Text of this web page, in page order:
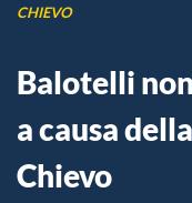
CHIEVO
Balotelli
a causa
Chievo